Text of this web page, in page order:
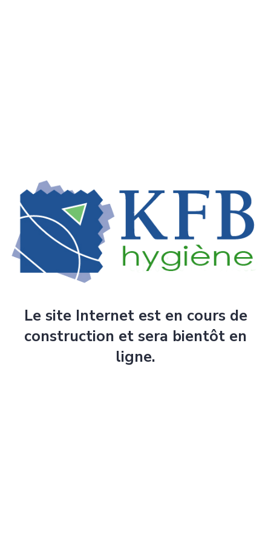
Le site Internet est en cours de
construction et sera bientôt en
ligne.